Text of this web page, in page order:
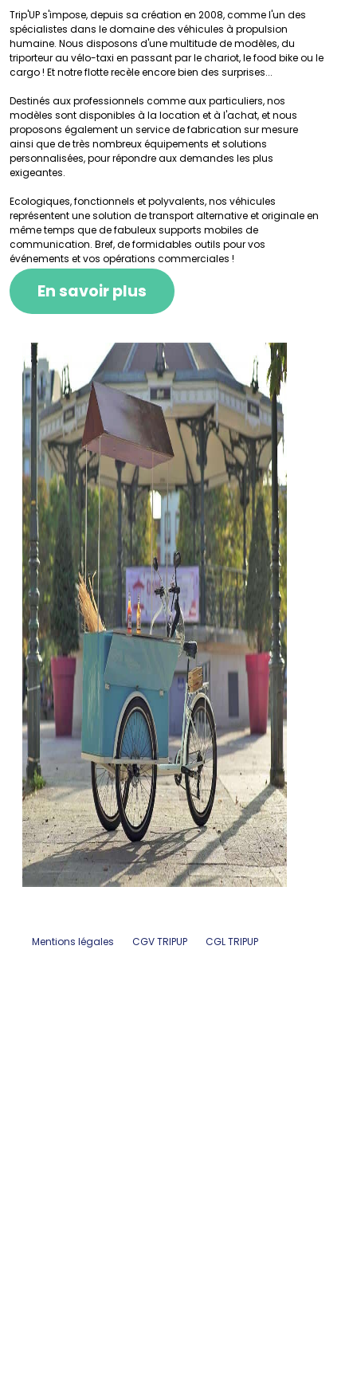
Trip'UP s'impose, depuis sa création en 2008, comme l'un des
spécialistes dans le domaine des véhicules à propulsion
humaine. Nous disposons d'une multitude de modèles, du
triporteur au vélo-taxi en passant par le chariot, le food bike ou le
cargo ! Et notre flotte recèle encore bien des surprises...
Destinés aux professionnels comme aux particuliers, nos
modèles sont disponibles à la location et à l'achat, et nous
proposons également un service de fabrication sur mesure
ainsi que de très nombreux équipements et solutions
personnalisées, pour répondre aux demandes les plus
exigeantes.
Ecologiques, fonctionnels et polyvalents, nos véhicules
représentent une solution de transport alternative et originale en
même temps que de fabuleux supports mobiles de
communication. Bref, de formidables outils pour vos
événements et vos opérations commerciales !
En savoir plus
Mentions légales CGV TRIPUP CGL TRIPUP